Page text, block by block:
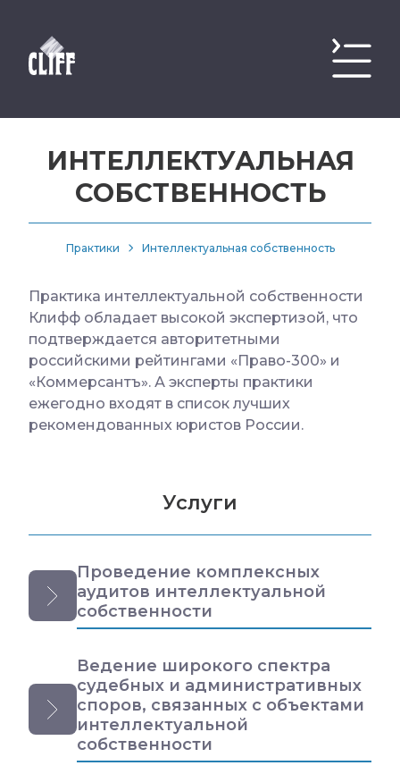
ИНТЕЛЛЕКТУАЛЬНАЯ
СОБСТВЕННОСТЬ
Практики Интеллектуальная собственность
Практика интеллектуальной собственности
Клифф обладает высокой экспертизой, что
подтверждается авторитетными
российскими рейтингами «Право-300» и
«Коммерсантъ». А эксперты практики
ежегодно входят в список лучших
рекомендованных юристов России.
Услуги
Проведение комплексных
аудитов интеллектуальной
собственности
Ведение широкого спектра
судебных и административных
споров, связанных с объектами
интеллектуальной
собственности